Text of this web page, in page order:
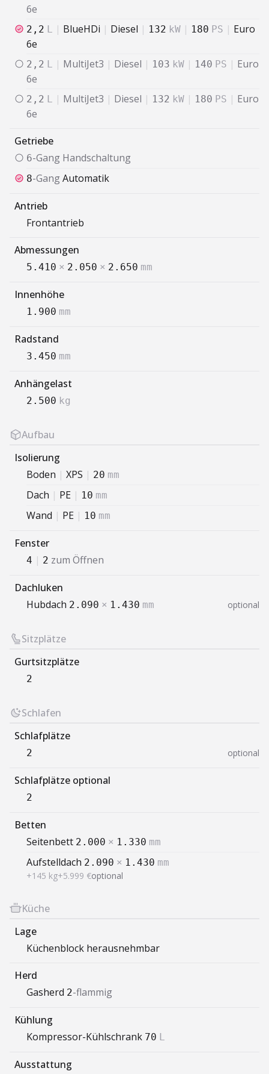
6e
2,2 L | BlueHDi | Diesel | 132 kW | 180 PS | Euro
6e
2,2 L | MultiJet3 | Diesel | 103 kW | 140 PS | Euro
6e
2,2 L | MultiJet3 | Diesel | 132 kW | 180 PS | Euro
6e
Getriebe
6-Gang Handschaltung
8-GangAutomatik
Antrieb
Frontantrieb
Abmessungen
5.410 × 2.050 × 2.650 mm
Innenhöhe
1.900 mm
Radstand
3.450 mm
Anhängelast
2.500 kg
Aufbau
Isolierung
Boden | XPS | 20 mm
Dach | PE | 10 mm
Wand | PE | 10 mm
Fenster
4 | 2 zum Öffnen
Dachluken
Hubdach 2.090 × 1.430 mm optional
Sitzplätze
Gurtsitzplätze
2
Schlafen
Schlafplätze
2 optional
Schlafplätze optional
2
Betten
Seitenbett 2.000 × 1.330 mm
Aufstelldach 2.090 × 1.430 mm
+145 kg+5.999 €optional
Küche
Lage
Küchenblock herausnehmbar
Herd
Gasherd 2-flammig
Kühlung
Kompressor-Kühlschrank 70 L
Ausstattung